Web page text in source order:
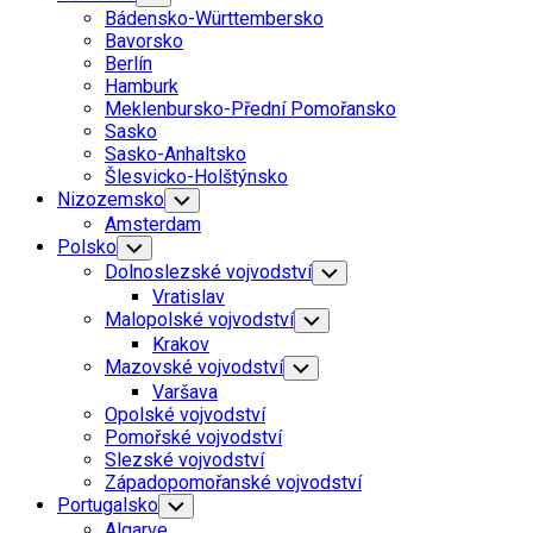
Child
Menu
Bádensko-Württembersko
Bavorsko
Berlín
Hamburk
Meklenbursko-Přední Pomořansko
Sasko
Sasko-Anhaltsko
Šlesvicko-Holštýnsko
Nizozemsko Toggle
Child
Menu
Amsterdam
Polsko Toggle
Child
Menu
Dolnoslezské vojvodství Toggle
Child
Menu
Vratislav
Malopolské vojvodství Toggle
Child
Menu
Krakov
Mazovské vojvodství Toggle
Child
Varšava
Opolské vojvodství
Pomořské vojvodství
Slezské vojvodství
Západopomořanské vojvodství
Portugalsko Toggle
Child